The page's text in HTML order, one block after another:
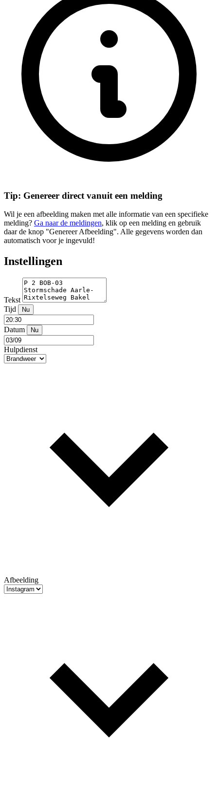
Tip: Genereer direct vanuit een melding
Wil je een afbeelding maken met alle informatie van een specifieke
melding? Ga naar de meldingen, klik op een melding en gebruik
daar de knop "Genereer Afbeelding". Alle gegevens worden dan
automatisch voor je ingevuld!
Instellingen
Tekst
Tijd
Nu
Datum Nu
Hulpdienst
Afbeelding